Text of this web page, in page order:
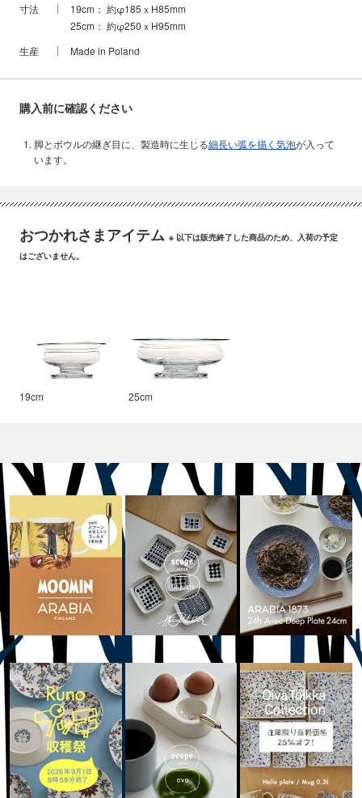
寸法
19cm： 約φ185ｘH85mm
25cm： 約φ250ｘH95mm
生産
Made in Poland
購入前に確認ください
脚とボウルの継ぎ目に、製造時に生じる細長い弧を描く気泡が入って
います。
おつかれさまアイテム ※ 以下は販売終了した商品のため、入荷の予定
はございません。
19cm 25cm